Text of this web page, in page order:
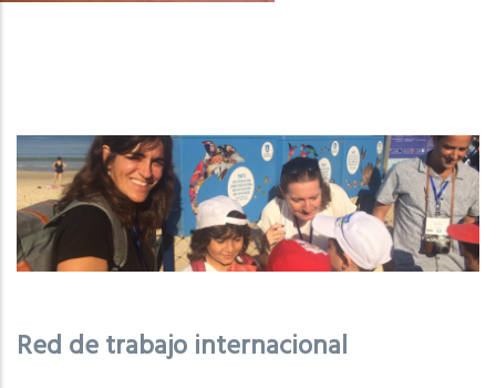
Red de trabajo internacional